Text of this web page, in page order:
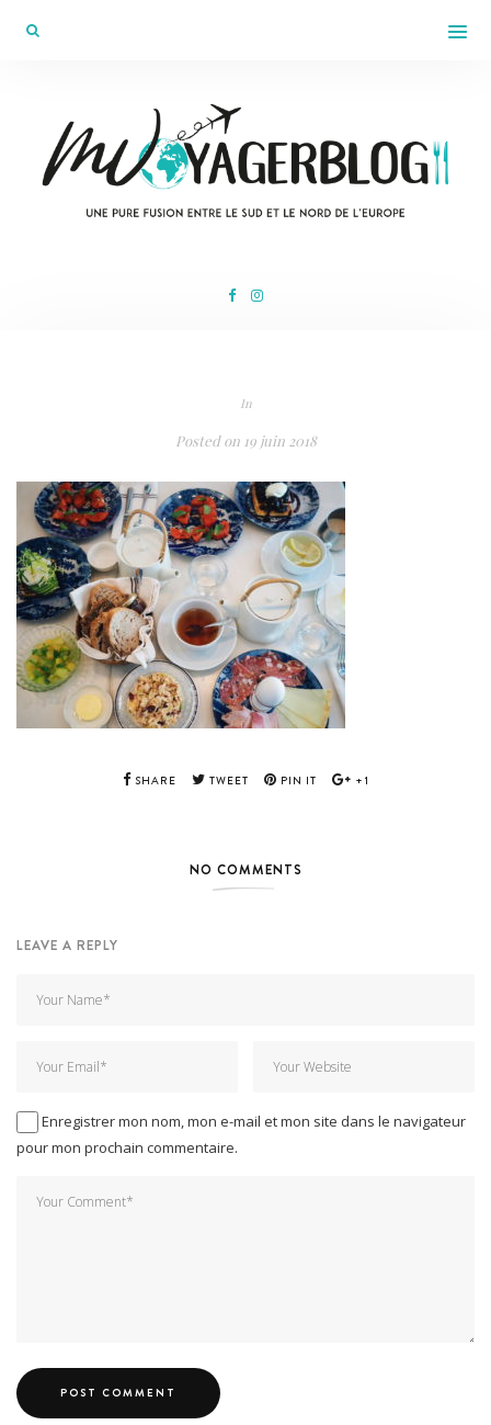
In
Posted on19 juin 2018
SHARE TWEET PIN IT +1
NO COMMENTS
LEAVE A REPLY
Enregistrer mon nom, mon e-mail et mon site dans le navigateur
pour mon prochain commentaire.